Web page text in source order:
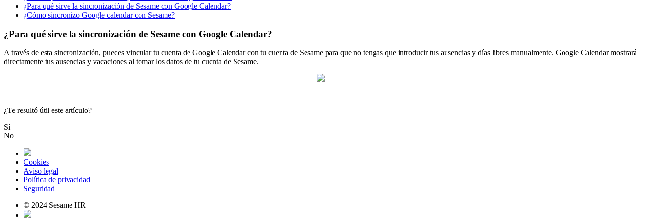
¿Para qué sirve la sincronización de Sesame con Google Calendar?
¿Cómo sincronizo Google calendar con Sesame?
¿Para qué sirve la sincronización de Sesame con Google Calendar?
A través de esta sincronización, puedes vincular tu cuenta de Google Calendar con tu cuenta de Sesame para que no tengas que introducir tus ausencias y días libres manualmente. Google Calendar mostrará
directamente tus ausencias y vacaciones al tomar los datos de tu cuenta de Sesame.
¿Te resultó útil este artículo?
Sí
No
Cookies
Aviso legal
Política de privacidad
Seguridad
© 2024 Sesame HR